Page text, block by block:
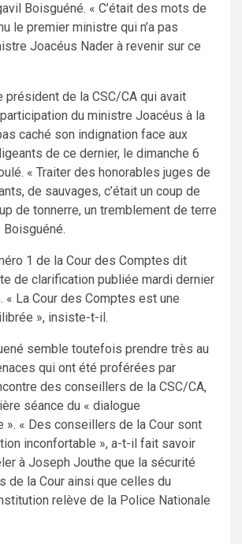
Boisguéné. « C’était des mots de
le premier ministre qui n’a pas
Joacéus Nader à revenir sur ce
président de la CSC/CA qui avait
du ministre Joacéus à la
caché son indignation face aux
de ce dernier, le dimanche 6
« Traiter des honorables juges de
de sauvages, c’était un coup de
de tonnerre, un tremblement de terre
Boisguéné.
1 de la Cour des Comptes dit
de clarification publiée mardi dernier
« La Cour des Comptes est une
», insiste-t-il.
semble toutefois prendre très au
qui ont été proférées par
des conseillers de la CSC/CA,
séance du « dialogue
». « Des conseillers de la Cour sont
inconfortable », a-t-il fait savoir
à Joseph Jouthe que la sécurité
de la Cour ainsi que celles du
relève de la Police Nationale